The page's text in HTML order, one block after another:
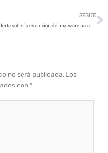
SEGUE
Alerta sobre la evolución del malware para explotar las criptomonedas
no será publicada. Los
con *